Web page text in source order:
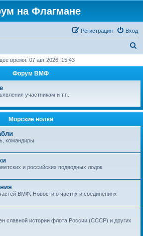
на Флагмане
Вход
Регистрация
с
время: 07 авг 2026, 15:43
Форум ВМФ
участникам и т.п.
Морские волки
командиры
и российских подводных лодок
ВМФ. Новости о частях и соединениях
славной истории флота России (СССР) и других